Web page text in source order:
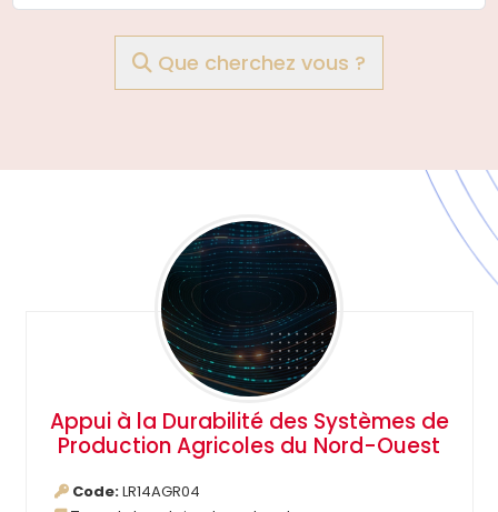
Que cherchez vous ?
Appui à la Durabilité des Systèmes de
Production Agricoles du Nord-Ouest
Code:LR14AGR04